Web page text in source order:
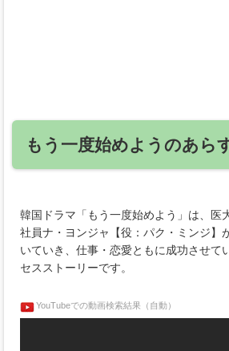
もう一度始めようのあら
韓国ドラマ「もう一度始めよう」は、医
社員ナ・ヨンジャ【役：パク・ミンジ】
いていき、仕事・恋愛ともに成功させて
セスストーリーです。
YouTubeでの動画検索結果（自動）